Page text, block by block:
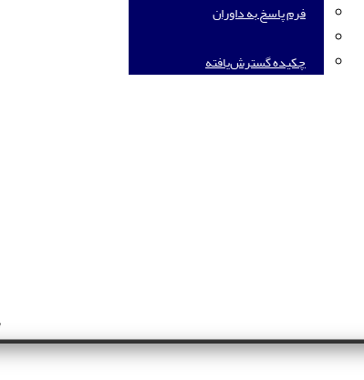
فرم پاسخ به داوران
چکیده گسترش‌یافته